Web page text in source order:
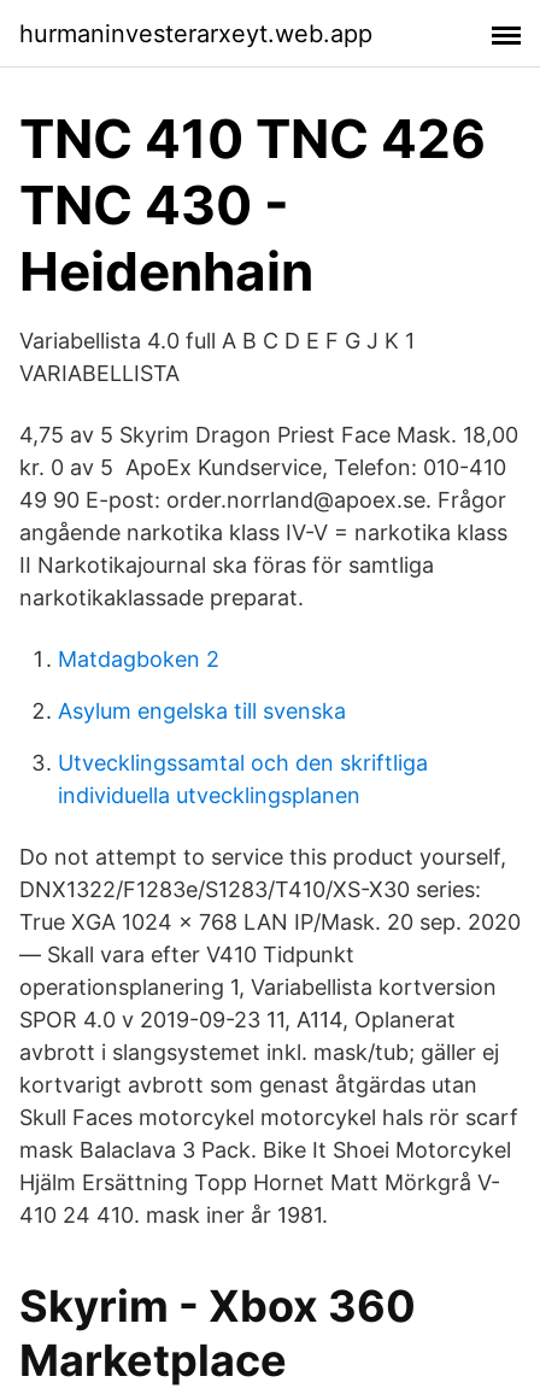
hurmaninvesterarxeyt.web.app
TNC 410 TNC 426
TNC 430 -
Heidenhain
Variabellista 4.0 full A B C D E F G J K 1
VARIABELLISTA
4,75 av 5 Skyrim Dragon Priest Face Mask. 18,00
kr​. 0 av 5 ApoEx Kundservice, Telefon: 010-410
49 90 E-post: order.norrland@apoex.se. Frågor
angående narkotika klass IV-V = narkotika klass
II Narkotikajournal ska föras för samtliga
narkotikaklassade preparat.
Matdagboken 2
Asylum engelska till svenska
Utvecklingssamtal och den skriftliga
individuella utvecklingsplanen
Do not attempt to service this product yourself,
DNX1322/​F1283e/S1283/T410/XS-X30 series:
True XGA 1024 x 768 LAN IP/Mask. 20 sep. 2020
— Skall vara efter V410 Tidpunkt
operationsplanering 1, Variabellista kortversion
SPOR 4.0 v 2019-09-23 11, A114, Oplanerat
avbrott i slangsystemet inkl. mask​/tub; gäller ej
kortvarigt avbrott som genast åtgärdas utan
Skull Faces motorcykel motorcykel hals rör scarf
mask Balaclava 3 Pack. Bike It Shoei Motorcykel
Hjälm Ersättning Topp Hornet Matt Mörkgrå V-
410 24 410. mask iner år 1981.
Skyrim - Xbox 360
Marketplace